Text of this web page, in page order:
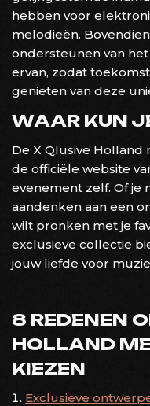
hebben voor
melodieën.
ondersteunen van
ervan, zodat
genieten van deze
WAAR KUN
De X Qlusive Holland
de officiële website
evenement zelf. Of je
aandenken aan een
wilt pronken met je
exclusieve collectie
jouw liefde voor
8 REDENEN
HOLLAND
KIEZEN
Exclusieve